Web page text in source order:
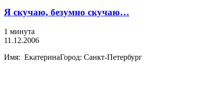
Я скучаю, безумно скучаю…
1 минута
11.12.2006
Имя: ЕкатеринаГород: Санкт-Петербург